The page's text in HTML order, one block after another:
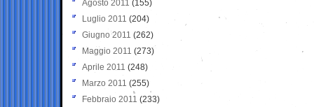
Agosto 2011 (155)
Luglio 2011 (204)
Giugno 2011 (262)
Maggio 2011 (273)
Aprile 2011 (248)
Marzo 2011 (255)
Febbraio 2011 (233)